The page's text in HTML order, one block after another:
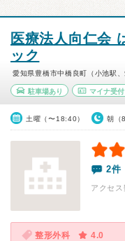
医療法人向仁会
ック
愛知県豊橋市中橋良町（小池駅
駐車場あり マイナ受付
土曜（〜18:40） 朝（
2件
アクセ
整形外科
4.0